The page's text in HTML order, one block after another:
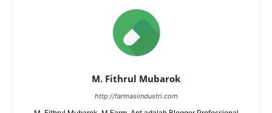
M. Fithrul Mubarok
http://farmasiindustri.com